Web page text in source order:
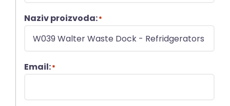
Naziv proizvoda:*
Email:*